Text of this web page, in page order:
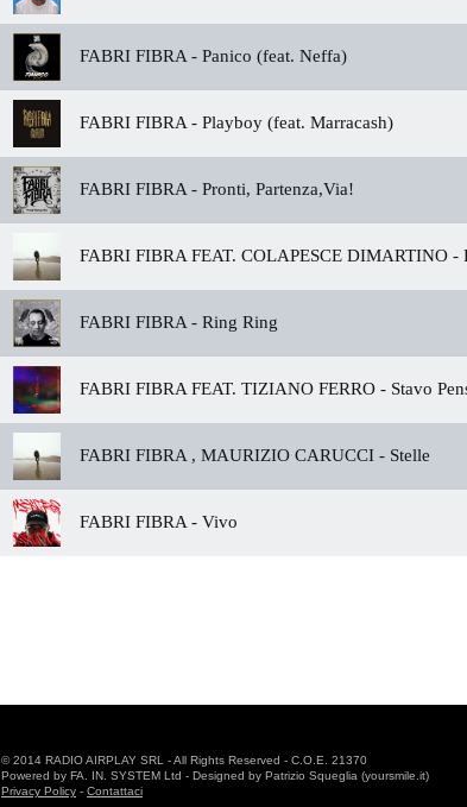
FABRI FIBRA - Panico (feat. Neffa)
FABRI FIBRA - Playboy (feat. Marracash)
FABRI FIBRA - Pronti, Partenza,Via!
FABRI FIBRA FEAT. COLAPESCE DIMARTINO -
FABRI FIBRA - Ring Ring
FABRI FIBRA FEAT. TIZIANO FERRO - Stavo
FABRI FIBRA , MAURIZIO CARUCCI - Stelle
FABRI FIBRA - Vivo
© 2014 RADIO AIRPLAY SRL - All Rights Reserved - C.O.E. 21370
Powered by FA. IN. SYSTEM Ltd - Designed by Patrizio Squeglia (yoursmile.it)
Privacy Policy - Contattaci